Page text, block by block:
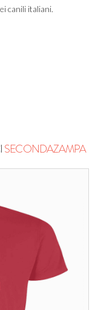
canili italiani.
SECONDAZAMPA